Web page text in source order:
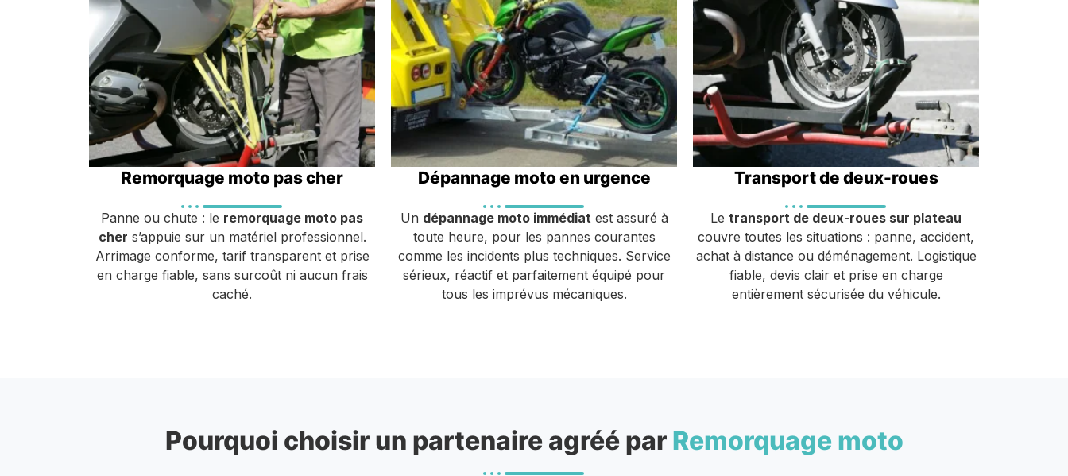
Remorquage moto pas cher
Panne ou chute : le remorquage moto pas
cher s’appuie sur un matériel professionnel.
Arrimage conforme, tarif transparent et prise
en charge fiable, sans surcoût ni aucun frais
caché.
Dépannage moto en urgence
Un dépannage moto immédiat est assuré à
toute heure, pour les pannes courantes
comme les incidents plus techniques. Service
sérieux, réactif et parfaitement équipé pour
tous les imprévus mécaniques.
Transport de deux-roues
Le transport de deux-roues sur plateau
couvre toutes les situations : panne, accident,
achat à distance ou déménagement. Logistique
fiable, devis clair et prise en charge
entièrement sécurisée du véhicule.
Pourquoi choisir un partenaire agréé par Remorquage moto